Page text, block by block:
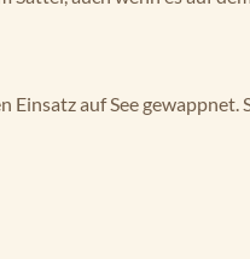
auf See